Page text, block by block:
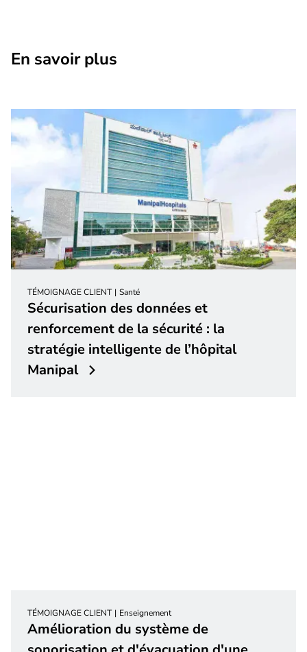
En savoir plus
TÉMOIGNAGE CLIENT Santé
Sécurisation des données et
renforcement de la sécurité : la
stratégie intelligente de l’hôpital
Manipal
TÉMOIGNAGE CLIENT Enseignement
Amélioration du système de